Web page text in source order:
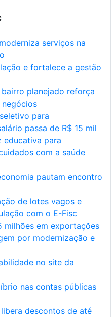
serviços na
e fortalece a gestão
planejado reforça
para
passa de R$ 15 mil
educativa para
com a saúde
pautam encontro
de lotes vagos e
com o E-Fisc
milhões em exportações
por modernização e
no site da
nas contas públicas
descontos de até